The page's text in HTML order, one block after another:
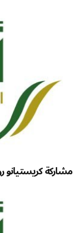
مشاركة كريستيانو